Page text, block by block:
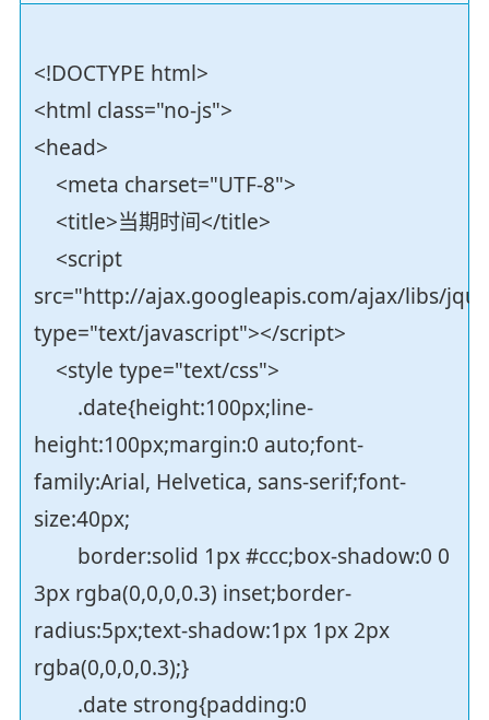
<!DOCTYPE html>
<html class="no-js">
<head>
<meta charset="UTF-8">
<title>当期时间</title>
<script
src="http://ajax.googleapis.com/ajax/libs/
type="text/javascript"></script>
<style type="text/css">
.date{height:100px;line-
height:100px;margin:0 auto;font-
family:Arial, Helvetica, sans-serif;font-
size:40px;
border:solid 1px #ccc;box-shadow:0 0
3px rgba(0,0,0,0.3) inset;border-
radius:5px;text-shadow:1px 1px 2px
rgba(0,0,0,0.3);}
.date strong{padding:0